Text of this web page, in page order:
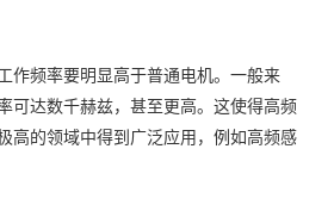
作频率要明显高于普通电机。一般来
可达数千赫兹，甚至更高。这使得高频
高的领域中得到广泛应用，例如高频感